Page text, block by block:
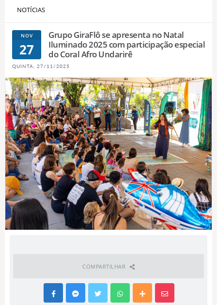
NOTÍCIAS
NOV
27
Grupo GiraFlô se apresenta no Natal
Iluminado 2025 com participação especial
do Coral Afro Undarirê
QUINTA, 27/11/2025
COMPARTILHAR